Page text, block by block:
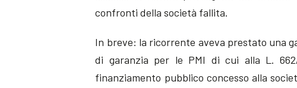
confronti della società fallita.
In breve: la ricorrente aveva prestato una
di garanzia per le PMI di cui alla L.
finanziamento pubblico concesso alla